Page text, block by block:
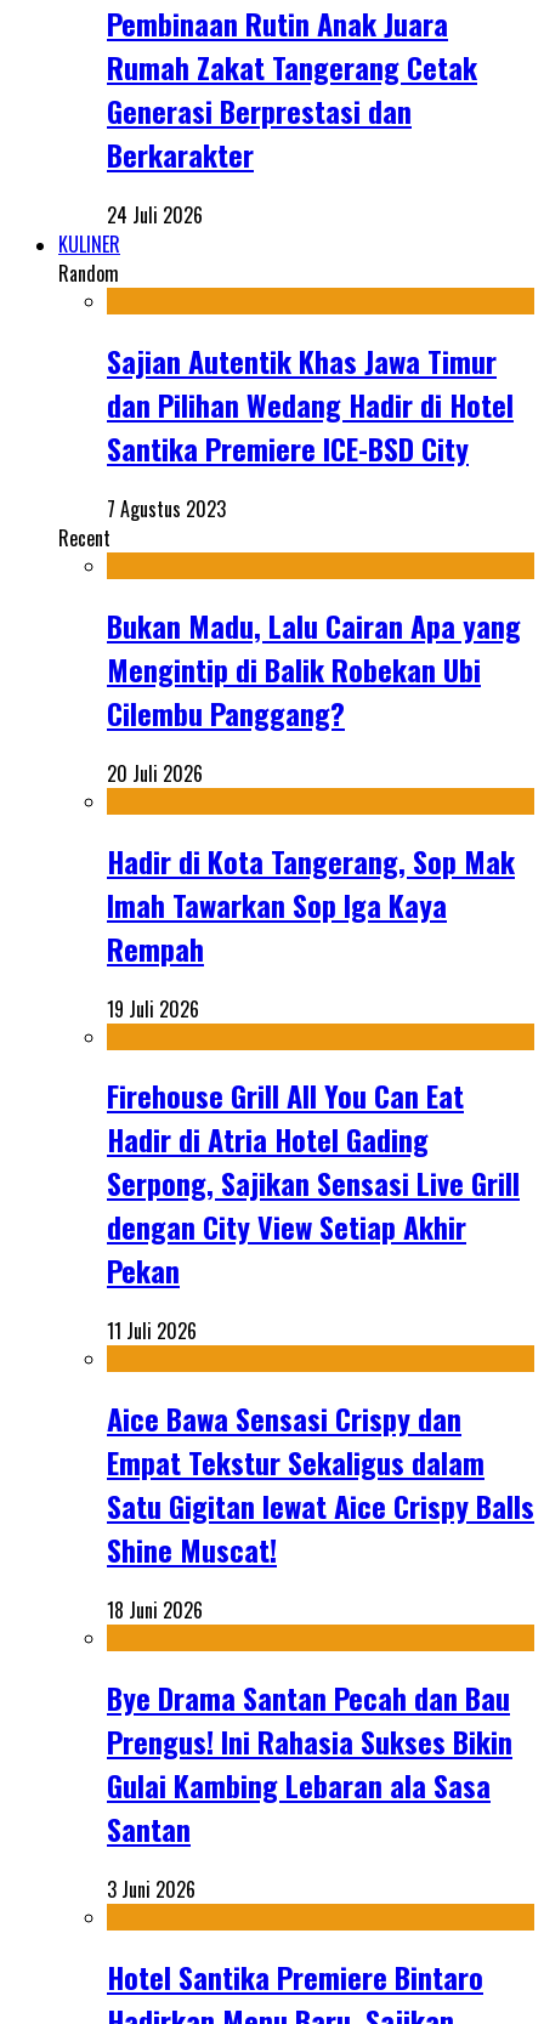
Pembinaan Rutin Anak Juara
Rumah Zakat Tangerang Cetak
Generasi Berprestasi dan
Berkarakter
24 Juli 2026
KULINER
Random
Sajian Autentik Khas Jawa Timur
dan Pilihan Wedang Hadir di Hotel
Santika Premiere ICE-BSD City
7 Agustus 2023
Recent
Bukan Madu, Lalu Cairan Apa yang
Mengintip di Balik Robekan Ubi
Cilembu Panggang?
20 Juli 2026
Hadir di Kota Tangerang, Sop Mak
Imah Tawarkan Sop Iga Kaya
Rempah
19 Juli 2026
Firehouse Grill All You Can Eat
Hadir di Atria Hotel Gading
Serpong, Sajikan Sensasi Live Grill
dengan City View Setiap Akhir
Pekan
11 Juli 2026
Aice Bawa Sensasi Crispy dan
Empat Tekstur Sekaligus dalam
Satu Gigitan lewat Aice Crispy Balls
Shine Muscat!
18 Juni 2026
Bye Drama Santan Pecah dan Bau
Prengus! Ini Rahasia Sukses Bikin
Gulai Kambing Lebaran ala Sasa
Santan
3 Juni 2026
Hotel Santika Premiere Bintaro